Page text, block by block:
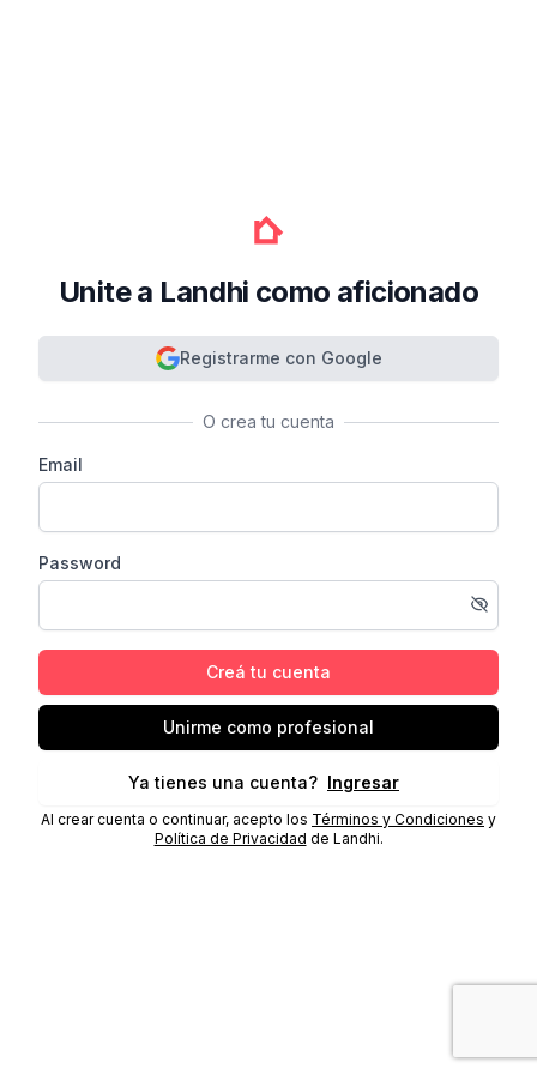
Unite a Landhi como aficionado
Registrarme con Google
O crea tu cuenta
Email
Password
Creá tu cuenta
Unirme como profesional
Ya tienes una cuenta? Ingresar
Al crear cuenta o continuar, acepto los Términos y Condiciones y
Política de Privacidad de Landhi.